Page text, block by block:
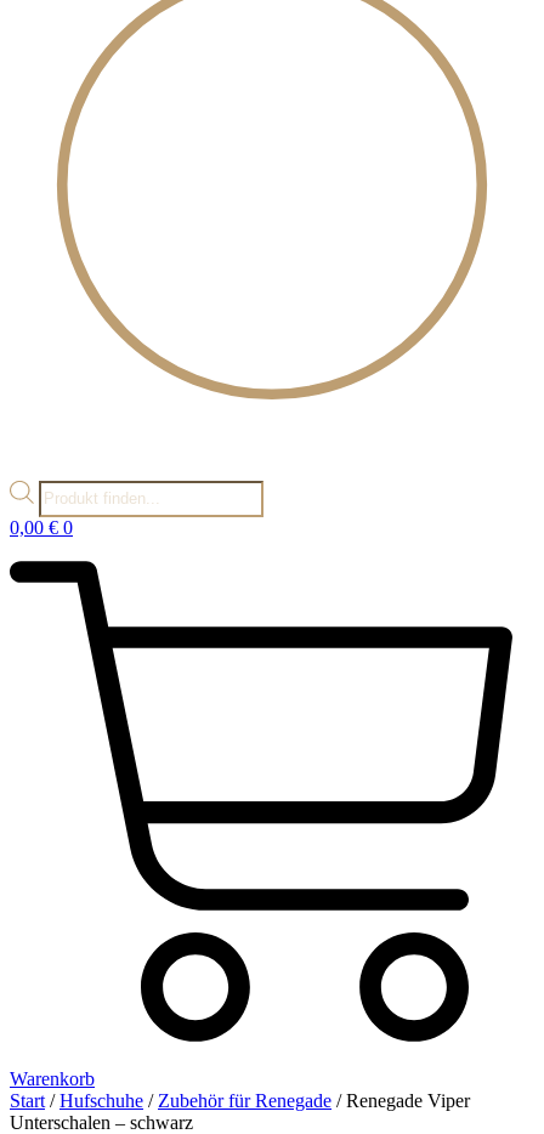
Products
search
0,00 € 0
Warenkorb
Start /Hufschuhe / Zubehör für Renegade / Renegade Viper
Unterschalen – schwarz